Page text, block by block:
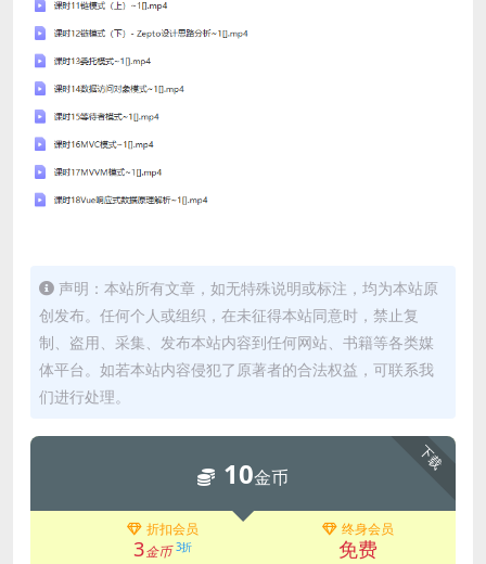
声明：本站所有文章，如无特殊说明或标注，均为本站原
创发布。任何个人或组织，在未征得本站同意时，禁止复
制、盗用、采集、发布本站内容到任何网站、书籍等各类媒
体平台。如若本站内容侵犯了原著者的合法权益，可联系我
们进行处理。
下载
10金币
折扣会员
3金币 3折
终身会员
免费